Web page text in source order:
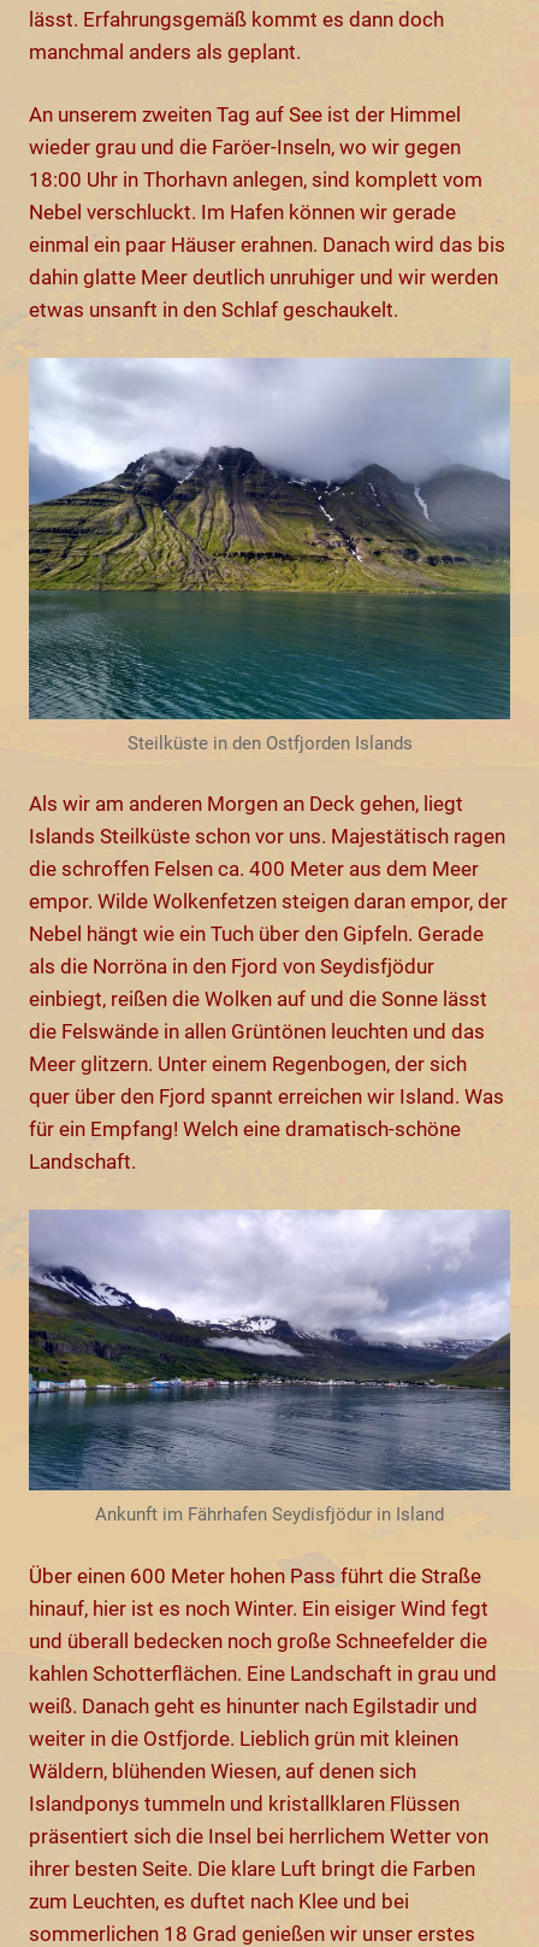
lässt. Erfahrungsgemäß kommt es dann doch
manchmal anders als geplant.
An unserem zweiten Tag auf See ist der Himmel
wieder grau und die Faröer-Inseln, wo wir gegen
18:00 Uhr in Thorhavn anlegen, sind komplett vom
Nebel verschluckt. Im Hafen können wir gerade
einmal ein paar Häuser erahnen. Danach wird das bis
dahin glatte Meer deutlich unruhiger und wir werden
etwas unsanft in den Schlaf geschaukelt.
Steilküste in den Ostfjorden Islands
Als wir am anderen Morgen an Deck gehen, liegt
Islands Steilküste schon vor uns. Majestätisch ragen
die schroffen Felsen ca. 400 Meter aus dem Meer
empor. Wilde Wolkenfetzen steigen daran empor, der
Nebel hängt wie ein Tuch über den Gipfeln. Gerade
als die Norröna in den Fjord von Seydisfjödur
einbiegt, reißen die Wolken auf und die Sonne lässt
die Felswände in allen Grüntönen leuchten und das
Meer glitzern. Unter einem Regenbogen, der sich
quer über den Fjord spannt erreichen wir Island. Was
für ein Empfang! Welch eine dramatisch-schöne
Landschaft.
Ankunft im Fährhafen Seydisfjödur in Island
Über einen 600 Meter hohen Pass führt die Straße
hinauf, hier ist es noch Winter. Ein eisiger Wind fegt
und überall bedecken noch große Schneefelder die
kahlen Schotterflächen. Eine Landschaft in grau und
weiß. Danach geht es hinunter nach Egilstadir und
weiter in die Ostfjorde. Lieblich grün mit kleinen
Wäldern, blühenden Wiesen, auf denen sich
Islandponys tummeln und kristallklaren Flüssen
präsentiert sich die Insel bei herrlichem Wetter von
ihrer besten Seite. Die klare Luft bringt die Farben
zum Leuchten, es duftet nach Klee und bei
sommerlichen 18 Grad genießen wir unser erstes